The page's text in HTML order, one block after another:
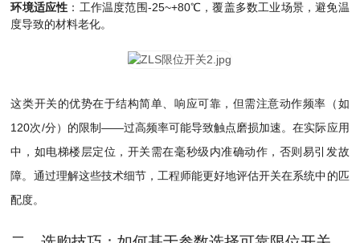
环境适应性 ：工作温度范围-25~+80℃，覆盖多数工业场景，避免温
度导致的材料老化。
这类开关的优势在于结构简单、响应可靠，但需注意动作频率（如
120次/分）的限制——过高频率可能导致触点磨损加速。在实际应用
中，如电梯楼层定位，开关需在毫秒级内准确动作，否则易引发故
障。通过理解这些技术细节，工程师能更好地评估开关在系统中的匹
配度。